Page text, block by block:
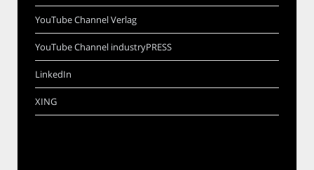
YouTube Channel Verlag
YouTube Channel industryPRESS
LinkedIn
XING